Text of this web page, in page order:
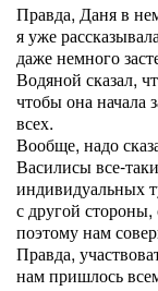
Правда, Даня в
я уже
даже немного
Водяной сказал,
чтобы она начала
всех.
Вообще, надо
Василисы все-
индивидуальных
с другой стороны,
поэтому нам
Правда,
нам пришлось